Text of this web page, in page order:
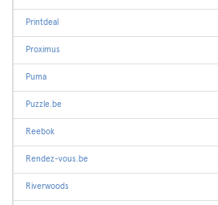
Printdeal
Proximus
Puma
Puzzle.be
Reebok
Rendez-vous.be
Riverwoods